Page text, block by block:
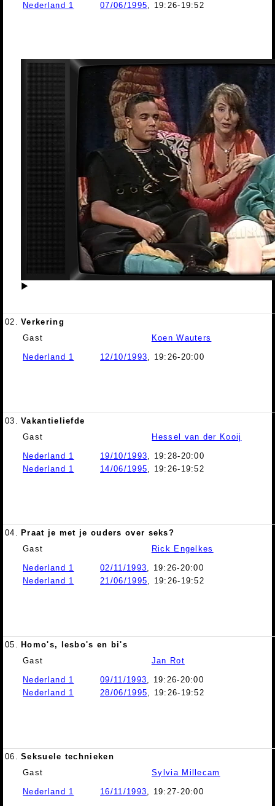
Nederland 1
07/06/1995, 19:26-19:52
▶
02. Verkering
Gast
Koen Wauters
Nederland 1 12/10/1993, 19:26-20:00
03. Vakantieliefde
Gast
Hessel van der Kooij
Nederland 1 19/10/1993, 19:28-20:00
Nederland 1
14/06/1995, 19:26-19:52
04. Praat je met je ouders over seks?
Gast
Rick Engelkes
Nederland 1 02/11/1993, 19:26-20:00
Nederland 1
21/06/1995, 19:26-19:52
05. Homo's, lesbo's en bi's
Gast
Jan Rot
Nederland 1 09/11/1993, 19:26-20:00
Nederland 1
28/06/1995, 19:26-19:52
06. Seksuele technieken
Gast
Sylvia Millecam
Nederland 1 16/11/1993, 19:27-20:00